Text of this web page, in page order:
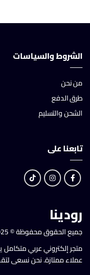
الشروط والسياسات
من نحن
طرق الدفع
الشحن والتسليم
تابعنا على
رودينا
جميع الحقوق محفوظة © 2025
متجر إلكتروني عربي
عملاء ممتازة. نحن نسعى